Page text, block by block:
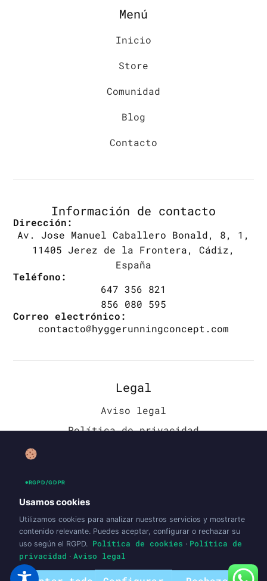
Menú
Inicio
Store
Comunidad
Blog
Contacto
Información de contacto
Dirección:
Av. Jose Manuel Caballero Bonald, 8, 1,
11405 Jerez de la Frontera, Cádiz,
España
Teléfono:
647 356 821
856 080 595
Correo electrónico:
contacto@hyggerunningconcept.com
Legal
Aviso legal
Política de privacidad
Política de envíos y devoluciones
RGPD/GDPR
Usamos cookies
Utilizamos cookies para analizar nuestros servicios y mostrarte
contenido relevante. Puedes aceptar, configurar o rechazar su
uso según el RGPD. Política de cookies · Política de
privacidad · Aviso legal